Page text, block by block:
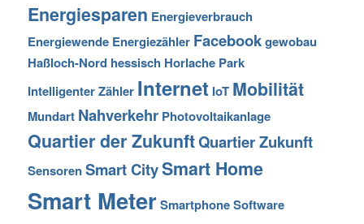
Energiesparen Energieverbrauch
Energiewende Energiezähler Facebookgewobau
Haßloch-Nord hessisch Horlache Park
Intelligenter Zähler Internet IoT Mobilität
Mundart Nahverkehr Photovoltaikanlage
Quartier der ZukunftQuartier Zukunft
SensorenSmart CitySmart Home
Smart MeterSmartphoneSoftware